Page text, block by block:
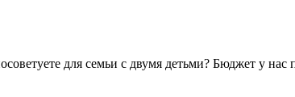
для семьи с двумя детьми? Бюджет у